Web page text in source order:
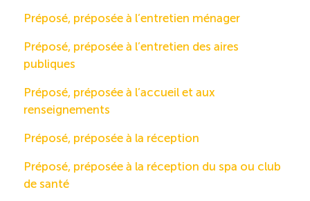
Préposé, préposée à l’entretien ménager
Préposé, préposée à l’entretien des aires
publiques
Préposé, préposée à l’accueil et aux
renseignements
Préposé, préposée à la réception
Préposé, préposée à la réception du spa ou club
de santé